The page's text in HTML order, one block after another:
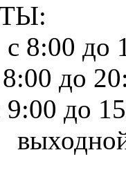
8:00 до
до
до